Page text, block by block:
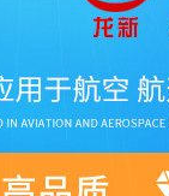
营业执照